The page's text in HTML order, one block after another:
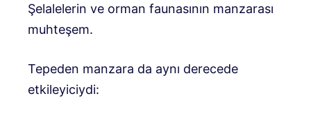
Şelalelerin ve orman faunasının manzarası
muhteşem.
Tepeden manzara da aynı derecede
etkileyiciydi: